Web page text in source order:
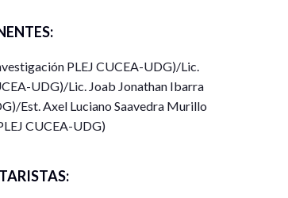
PLEJ CUCEA-UDG)/Lic.
UDG)/Lic. Joab Jonathan Ibarra
Est. Axel Luciano Saavedra Murillo
CUCEA-UDG)